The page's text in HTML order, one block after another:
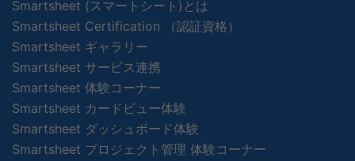
Smartsheet (スマートシート)とは
Smartsheet Certification （認証資格）
Smartsheet ギャラリー
Smartsheet サービス連携
Smartsheet 体験コーナー
Smartsheet カードビュー体験
Smartsheet ダッシュボード体験
Smartsheet プロジェクト管理 体験コーナー